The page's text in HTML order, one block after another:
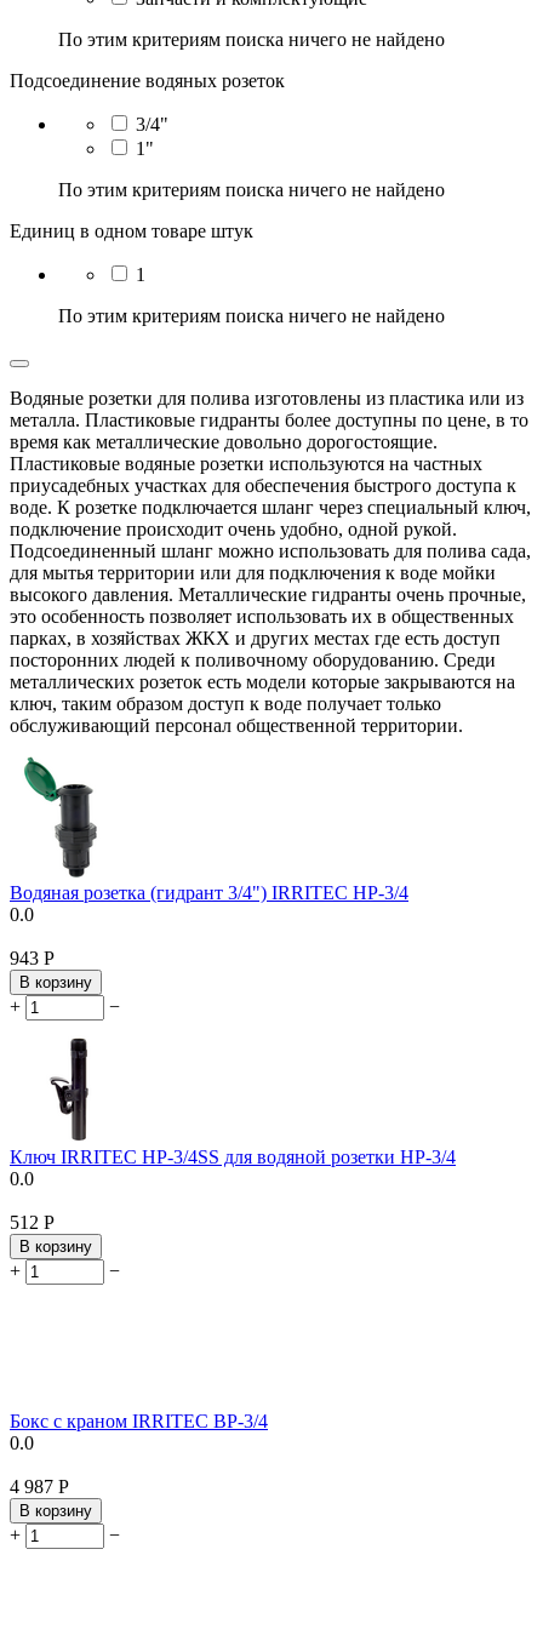
По этим критериям поиска ничего не найдено
Подсоединение водяных розеток
3/4"
1"
По этим критериям поиска ничего не найдено
Единиц в одном товаре штук
1
По этим критериям поиска ничего не найдено
Водяные розетки для полива изготовлены из пластика или из
металла. Пластиковые гидранты более доступны по цене, в то
время как металлические довольно дорогостоящие.
Пластиковые водяные розетки используются на частных
приусадебных участках для обеспечения быстрого доступа к
воде. К розетке подключается шланг через специальный ключ,
подключение происходит очень удобно, одной рукой.
Подсоединенный шланг можно использовать для полива сада,
для мытья территории или для подключения к воде мойки
высокого давления. Металлические гидранты очень прочные,
это особенность позволяет использовать их в общественных
парках, в хозяйствах ЖКХ и других местах где есть доступ
посторонних людей к поливочному оборудованию. Среди
металлических розеток есть модели которые закрываются на
ключ, таким образом доступ к воде получает только
обслуживающий персонал общественной территории.
Водяная розетка (гидрант 3/4") IRRITEC HP-3/4
0.0
‍943‍ Р
В корзину
+ −
Ключ IRRITEC HP-3/4SS для водяной розетки HP-3/4
0.0
‍512‍ Р
В корзину
+ −
Бокс с краном IRRITEC BP-3/4
0.0
4 987 Р
В корзину
+ −